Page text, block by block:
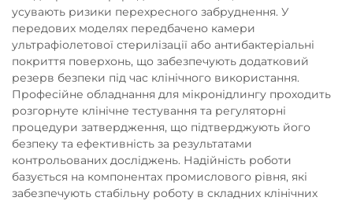
усувають ризики перехресного забруднення. У
передових моделях передбачено камери
ультрафіолетової стерилізації або антибактеріальні
покриття поверхонь, що забезпечують додатковий
резерв безпеки під час клінічного використання.
Професійне обладнання для мікронідлингу проходить
розгорнуте клінічне тестування та регуляторні
процедури затвердження, що підтверджують його
безпеку та ефективність за результатами
контрольованих досліджень. Надійність роботи
базується на компонентах промислового рівня, які
забезпечують стабільну роботу в складних клінічних